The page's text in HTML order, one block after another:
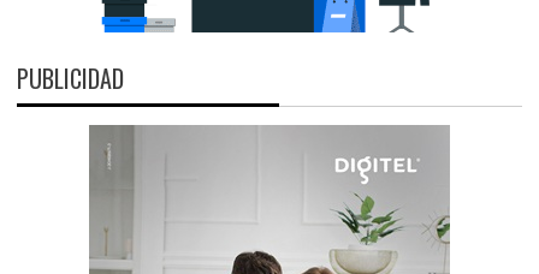
PUBLICIDAD